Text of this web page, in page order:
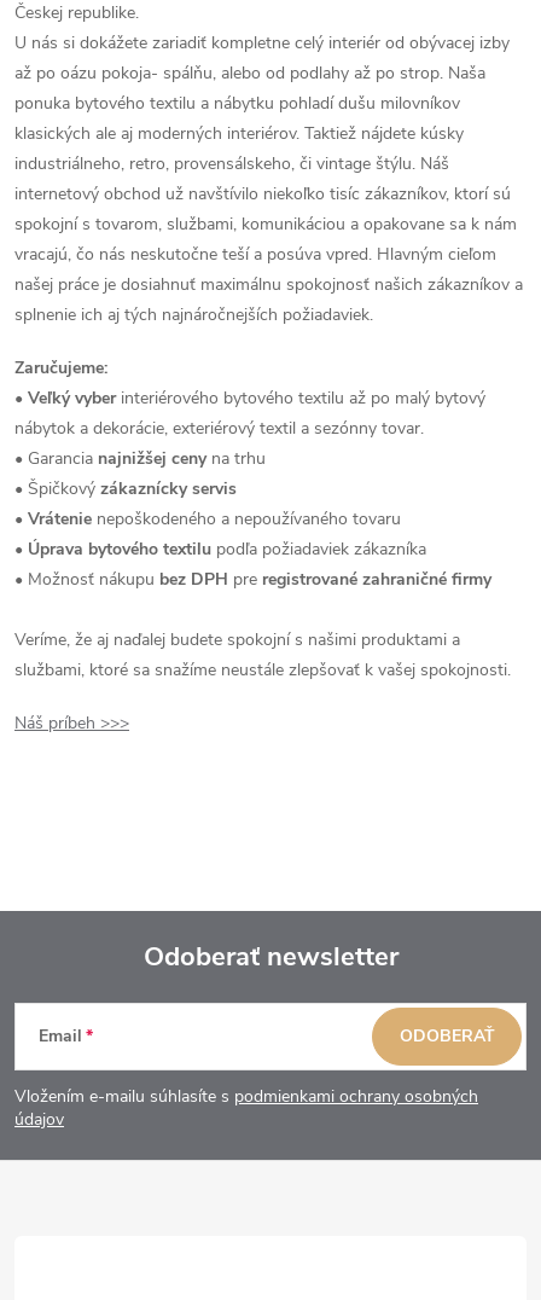
Českej republike.
U nás si dokážete zariadiť kompletne celý interiér od obývacej izby
až po oázu pokoja- spálňu, alebo od podlahy až po strop. Naša
ponuka bytového textilu a nábytku pohladí dušu milovníkov
klasických ale aj moderných interiérov. Taktiež nájdete kúsky
industriálneho, retro, provensálskeho, či vintage štýlu. Náš
internetový obchod už navštívilo niekoľko tisíc zákazníkov, ktorí sú
spokojní s tovarom, službami, komunikáciou a opakovane sa k nám
vracajú, čo nás neskutočne teší a posúva vpred. Hlavným cieľom
našej práce je dosiahnuť maximálnu spokojnosť našich zákazníkov a
splnenie ich aj tých najnáročnejších požiadaviek.
Zaručujeme:
• Veľký vyberinteriérového bytového textilu až po malý bytový
nábytok a dekorácie, exteriérový textil a sezónny tovar.
• Garancia najnižšej cenyna trhu
• Špičkový zákaznícky servis
• Vrátenie nepoškodeného a nepoužívaného tovaru
• Úprava bytového textilu podľa požiadaviek zákazníka
• Možnosť nákupu bez DPH pre registrované zahraničné firmy
Veríme, že aj naďalej budete spokojní s našimi produktami a
službami, ktoré sa snažíme neustále zlepšovať k vašej spokojnosti.
Náš príbeh >>>
Z
á
p
Odoberať newsletter
Email
Vložením e-mailu súhlasíte s podmienkami ochrany osobných
údajov
ODOBERAŤ